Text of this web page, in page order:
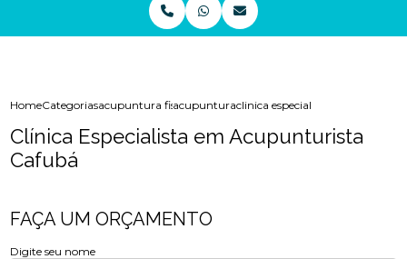
HomeCategoriasacupuntura fisioterapia
acupunturaclinica especialista em
Clínica Especialista em Acupunturista
Cafubá
FAÇA UM ORÇAMENTO
Digite seu nome